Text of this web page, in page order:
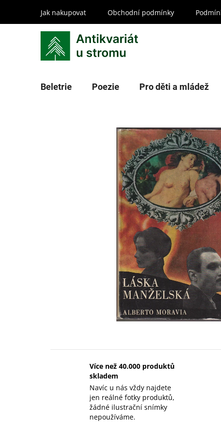
obsah
Jak nakupovat Obchodní podmínky
Beletrie Poezie Pro děti a mládež
Více než 40.000 produktů
skladem
Navíc u nás vždy najdete
jen reálné fotky produktů,
žádné ilustrační snímky
nepoužíváme.